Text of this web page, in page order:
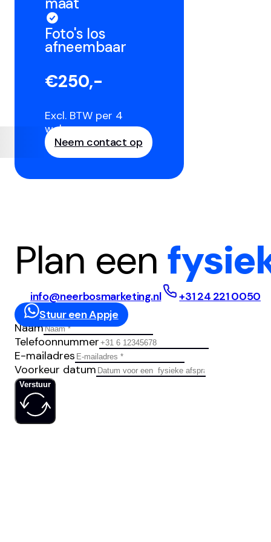
Foto's los
afneembaar
€250,-
Excl. BTW per 4
weken
Neem contact op
Plan een
info@neerbosmarketing.nl
+31 24 221 0050
Stuur een Appje
Naam
Telefoonnummer
E-mailadres
Voorkeur datum
Verstuur